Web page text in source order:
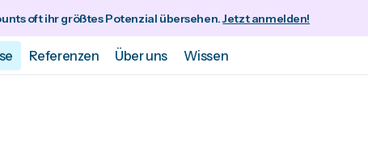
oft ihr größtes Potenzial übersehen.Jetzt anmelden!
Referenzen Über uns Wissen